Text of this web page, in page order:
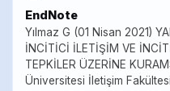
EndNote
Yılmaz G (01 Nisan 2021)
İNCİTİCİ İLETİŞİM VE
TEPKİLER ÜZERİNE
Üniversitesi İletişim